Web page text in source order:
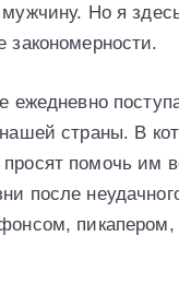
мужчину. Но я
закономерности.
ежедневно
страны. В
помочь им
после
пикапером,